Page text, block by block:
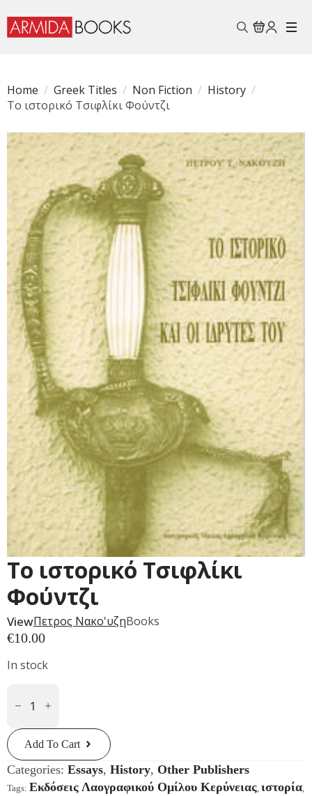
Home
Greek Titles Non Fiction
History
Το ιστορικό Τσιφλίκι Φούντζι
Το ιστορικό Τσιφλίκι
Φούντζι
ViewΠετρος Νακο'υζηBooks
€10.00
In stock
Ιστορικό
Τσιφλίκι
Quantity
Add To Cart
Categories: Essays, History, Other Publishers
Tags: Εκδόσεις Λαογραφικού Ομίλου Κερύνειας ιστορία